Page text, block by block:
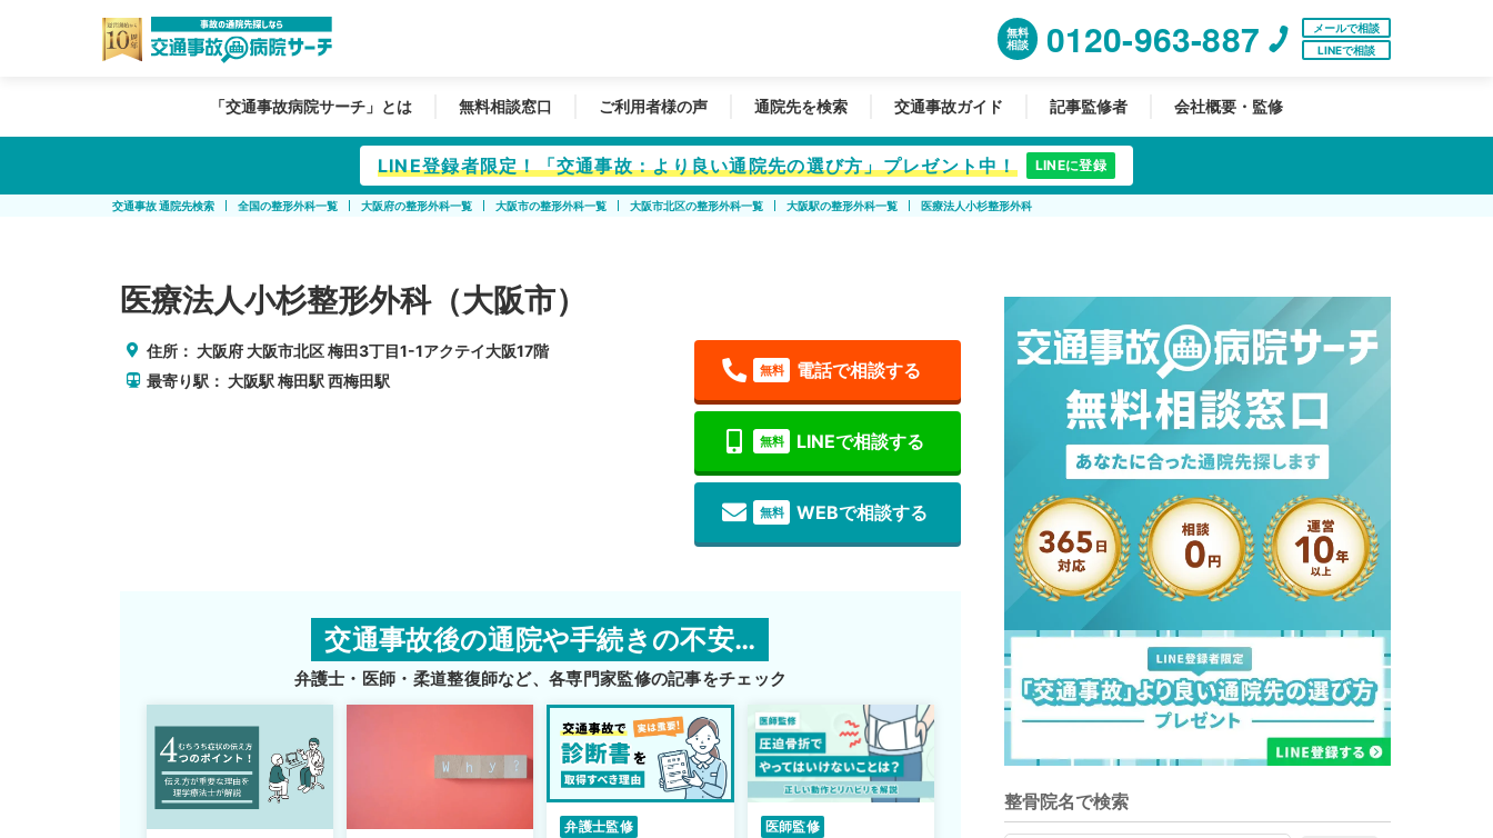
無料
相談
0120-963-887
メールで相談
LINEで相談
「交通事故病院サーチ」とは 無料相談窓口 ご利用者様の声 通院先を検索 交通事故ガイド 記事監修者 会社概要・監修
LINE登録者限定！「交通事故：より良い通院先の選び方」プレゼント中！ LINEに登録
交通事故 通院先検索 全国の整形外科一覧 大阪府の整形外科一覧 大阪市の整形外科一覧 大阪市北区の整形外科一覧 大阪駅の整形外科一覧 医療法人小杉整形外科
医療法人小杉整形外科（大阪市）
住所： 大阪府 大阪市北区梅田3丁目1-1アクテイ大阪17階
最寄り駅： 大阪駅 梅田駅 西梅田駅
無料 電話で相談する
無料 LINEで相談する
無料 WEBで相談する
交通事故後の通院や手続きの不安…
弁護士・医師・柔道整復師など、各専門家監修の記事をチェック
弁護士監修 医師監修
整骨院名で検索